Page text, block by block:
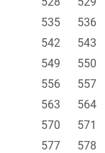
535
536
542
543
549
550
556
557
563
564
570
571
577
578